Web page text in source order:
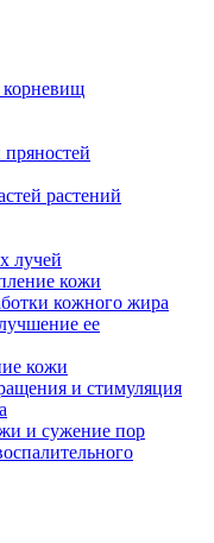
корневищ
растений
лучей
кожи
кожного жира
ее
кожи
и стимуляция
и сужение пор